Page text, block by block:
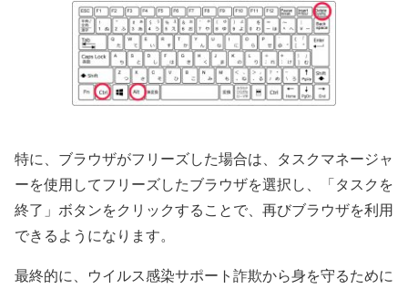
特に、ブラウザがフリーズした場合は、タスクマネージャ
ーを使用してフリーズしたブラウザを選択し、「タスクを
終了」ボタンをクリックすることで、再びブラウザを利用
できるようになります。
最終的に、ウイルス感染サポート詐欺から身を守るために